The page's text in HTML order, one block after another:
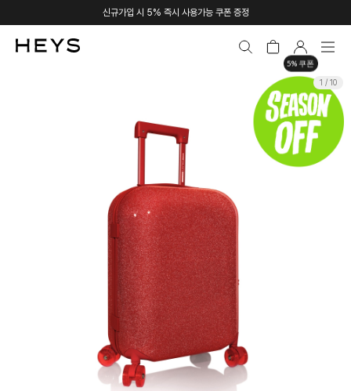
신규가입 시 5% 즉시 사용가능 쿠폰 증정
5% 쿠폰
1 / 10